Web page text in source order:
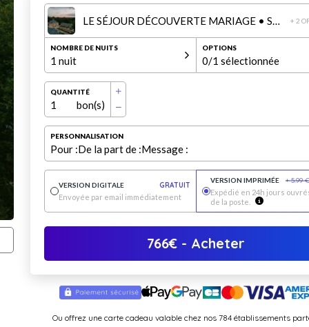
LE SÉJOUR DÉCOUVERTE MARIAGE • SUITE AU CHÂTEAU DU MEZO • 1 nuit pour 2 personnes + 2
NOMBRE DE NUITS
1 nuit
OPTIONS
0/1 sélectionnée
QUANTITÉ
1 bon(s)
PERSONNALISATION
Pour :De la part de :Message :
VERSION DIGITALE
GRATUIT
Envoyée par email immédiatement
VERSION IMPRIMÉE +5.99 €
Expédié en 24h jours
de la poste.
766€ - Acheter
Ou offrez une carte cadeau valable chez nos 784 établissements